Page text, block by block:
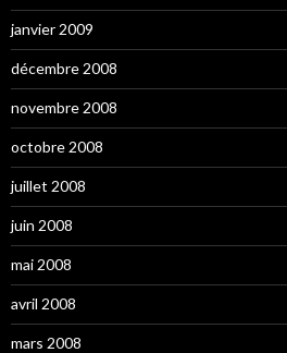
janvier 2009
décembre 2008
novembre 2008
octobre 2008
juillet 2008
juin 2008
mai 2008
avril 2008
mars 2008